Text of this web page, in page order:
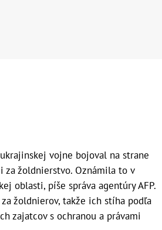
vojne bojoval na strane
za žoldnierstvo. Oznámila to v
oblasti, píše správa agentúry AFP.
žoldnierov, takže ich stíha podľa
zajatcov s ochranou a právami